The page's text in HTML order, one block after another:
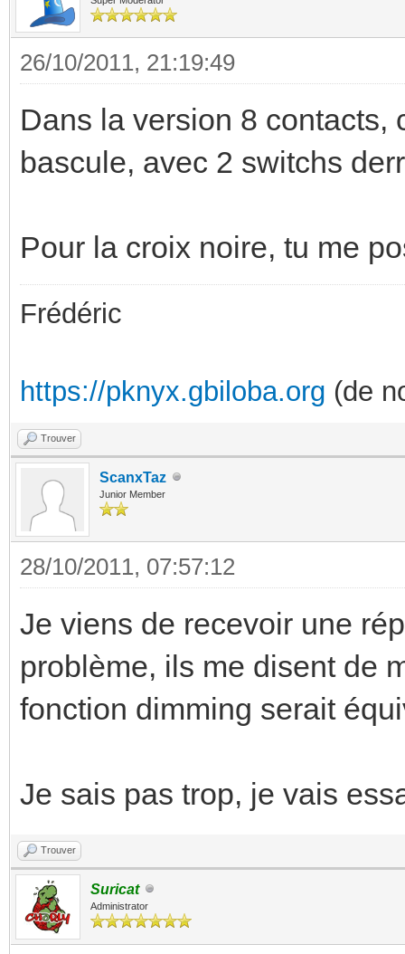
26/10/2011, 21:19:49
Dans la version 8 contacts,
bascule, avec 2 switchs
Pour la croix noire, tu me
Frédéric
https://pknyx.gbiloba.org (de
Trouver
ScanxTaz
Junior Member
28/10/2011, 07:57:12
Je viens de recevoir une
problème, ils me disent de
fonction dimming serait
Je sais pas trop, je vais
Trouver
Suricat
Administrator